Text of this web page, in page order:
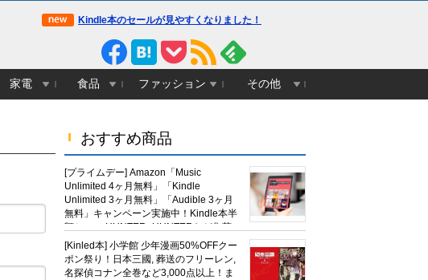
Kindle本のセールが見やすくなりました！
家電 食品 ファッション その他
おすすめ商品
[プライムデー] Amazon「Music
Unlimited 4ヶ月無料」「Kindle
Unlimited 3ヶ月無料」「Audible 3ヶ月
無料」キャンペーン実施中！Kindle本半
額セール HUNTER×HUNTERなど集英
社、無職転生,幼女戦記など
KADOKAWA、キャプテン翼100円セー
ルも！
[Kinled本] 小学館 少年漫画50%OFFクー
ポン祭り！日本三國, 葬送のフリーレン,
名探偵コナン全巻など3,000点以上！ま